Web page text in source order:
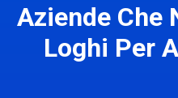
Aziende Che
Loghi Per